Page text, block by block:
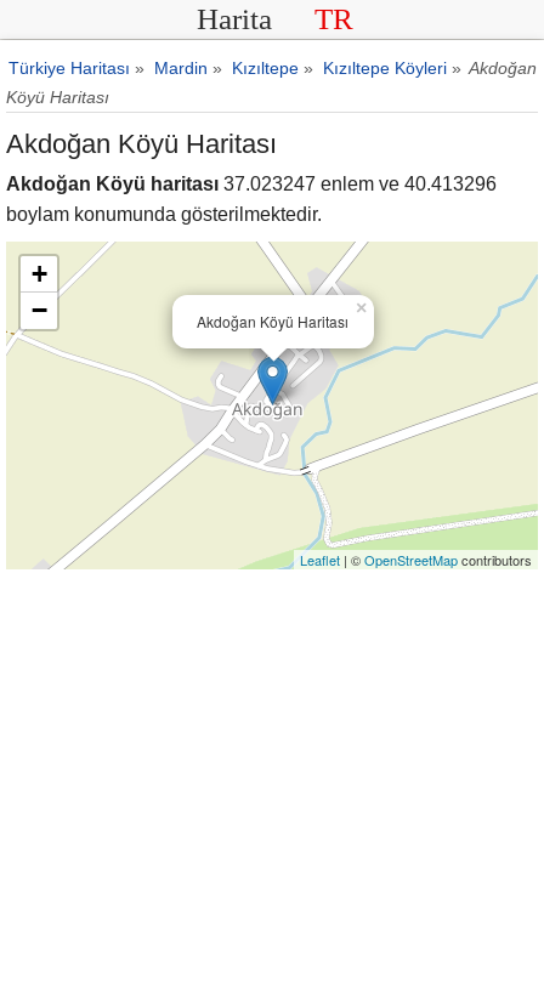
Harita TR
Türkiye Haritası » Mardin » Kızıltepe » Kızıltepe Köyleri » Akdoğan
Köyü Haritası
Akdoğan Köyü Haritası
Akdoğan Köyü haritası 37.023247 enlem ve 40.413296
boylam konumunda gösterilmektedir.
Akdoğan Köyü Haritası
×
+
−
Leaflet | ©OpenStreetMapcontributors